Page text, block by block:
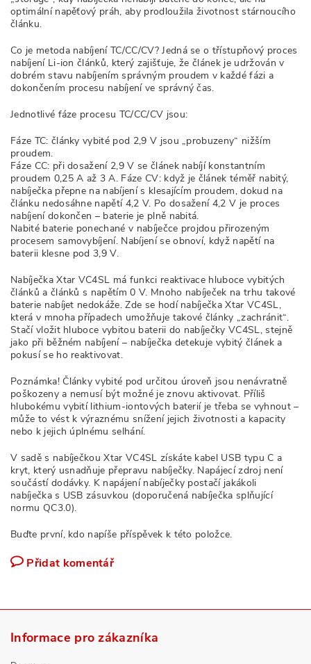
optimální napěťový práh, aby prodloužila životnost stárnoucího
článku.
Co je metoda nabíjení TC/CC/CV? Jedná se o třístupňový proces
nabíjení Li-ion článků, který zajišťuje, že článek je udržován v
dobrém stavu nabíjením správným proudem v každé fázi a
dokončením procesu nabíjení ve správný čas.
Jednotlivé fáze procesu TC/CC/CV jsou:
Fáze TC: články vybité pod 2,9 V jsou „probuzeny“ nižším
proudem.
Fáze CC: při dosažení 2,9 V se článek nabíjí konstantním
proudem 0,25 A až 3 A. Fáze CV: když je článek téměř nabitý,
nabíječka přepne na nabíjení s klesajícím proudem, dokud na
článku nedosáhne napětí 4,2 V. Po dosažení 4,2 V je proces
nabíjení dokončen – baterie je plně nabitá.
Nabité baterie ponechané v nabíječce projdou přirozeným
procesem samovybíjení. Nabíjení se obnoví, když napětí na
baterii klesne pod 3,9 V.
Nabíječka Xtar VC4SL má funkci reaktivace hluboce vybitých
článků a článků s napětím 0 V. Mnoho nabíječek na trhu takové
baterie nabíjet nedokáže. Zde se hodí nabíječka Xtar VC4SL,
která v mnoha případech umožňuje takové články „zachránit“.
Stačí vložit hluboce vybitou baterii do nabíječky VC4SL, stejně
jako při běžném nabíjení – nabíječka detekuje vybitý článek a
pokusí se ho reaktivovat.
Poznámka! Články vybité pod určitou úroveň jsou nenávratně
poškozeny a nemusí být možné je znovu aktivovat. Příliš
hlubokému vybití lithium-iontových baterií je třeba se vyhnout –
může to vést k výraznému snížení jejich životnosti a kapacity
nebo k jejich úplnému selhání.
V sadě s nabíječkou Xtar VC4SL získáte kabel USB typu C a
kryt, který usnadňuje přepravu nabíječky. Napájecí zdroj není
součástí dodávky. K napájení nabíječky postačí jakákoli
nabíječka s USB zásuvkou (doporučená nabíječka splňující
normu QC3.0).
Buďte první, kdo napíše příspěvek k této položce.
Přidat komentář
Informace pro zákazníka